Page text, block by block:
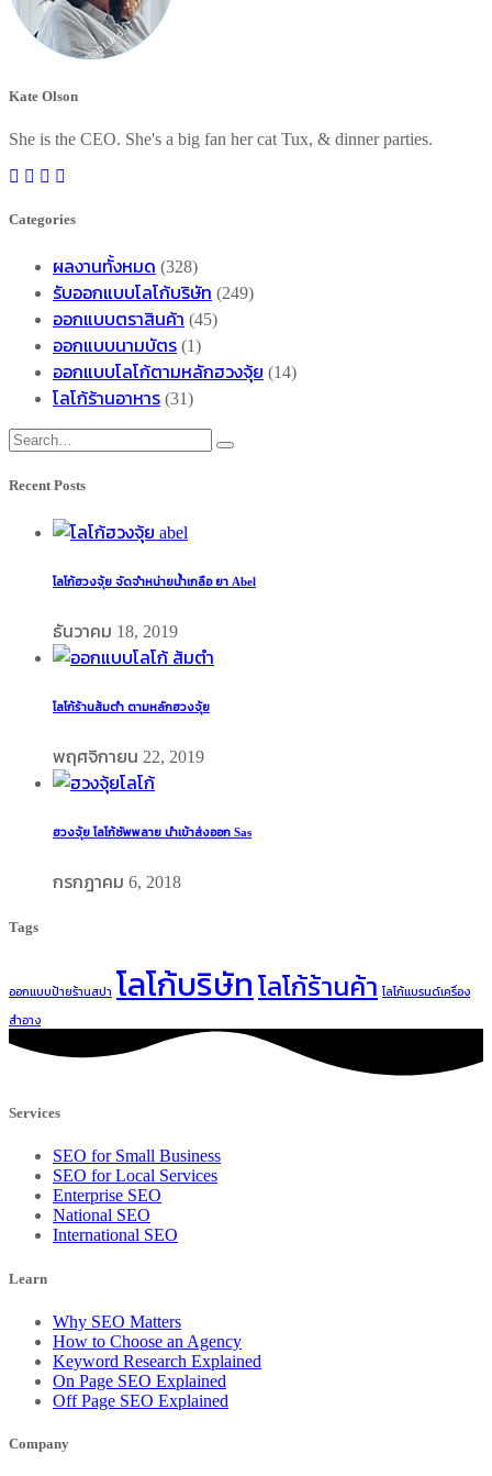
Kate Olson
She is the CEO. She's a big fan her cat Tux, & dinner parties.
Categories
ผลงานทั้งหมด (328)
รับออกแบบโลโก้บริษัท (249)
ออกแบบตราสินค้า (45)
ออกแบบนามบัตร (1)
ออกแบบโลโก้ตามหลักฮวงจุ้ย (14)
โลโก้ร้านอาหาร (31)
Recent Posts
โลโก้ฮวงจุ้ย จัดจำหน่ายน้ำเกลือ ยา Abel
ธันวาคม 18, 2019
โลโก้ร้านส้มตำ ตามหลักฮวงจุ้ย
พฤศจิกายน 22, 2019
ฮวงจุ้ย โลโก้ซัพพลาย นำเข้าส่งออก Sas
กรกฎาคม 6, 2018
Tags
ออกแบบป้ายร้านสปา โลโก้บริษัท โลโก้ร้านค้า โลโก้แบรนด์เครื่อง
สำอาง
Services
SEO for Small Business
SEO for Local Services
Enterprise SEO
National SEO
International SEO
Learn
Why SEO Matters
How to Choose an Agency
Keyword Research Explained
On Page SEO Explained
Off Page SEO Explained
Company